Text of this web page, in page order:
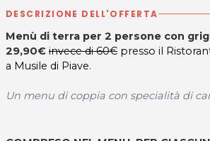
DESCRIZIONE DELL'OFFERTA
Menù di terra per 2 persone con
29,90€ invece di 60€ presso il
a Musile di Piave.
Un menu di coppia con specialità di